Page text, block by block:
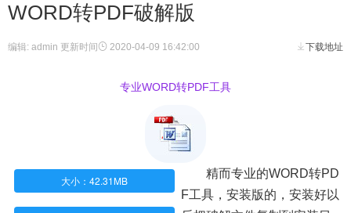
WORD转PDF破解版
下载地址
编辑: admin 更新时间 2020-04-09 16:42:00
专业WORD转PDF工具
大小：42.31MB
精而专业的WORD转PD
F工具，安装版的，安装好以